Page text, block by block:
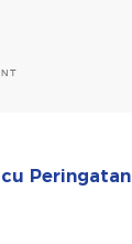
Peringatan